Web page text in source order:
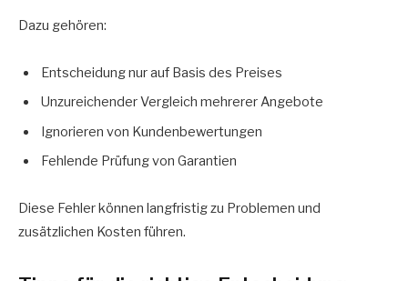
Dazu gehören:
Entscheidung nur auf Basis des Preises
Unzureichender Vergleich mehrerer Angebote
Ignorieren von Kundenbewertungen
Fehlende Prüfung von Garantien
Diese Fehler können langfristig zu Problemen und
zusätzlichen Kosten führen.